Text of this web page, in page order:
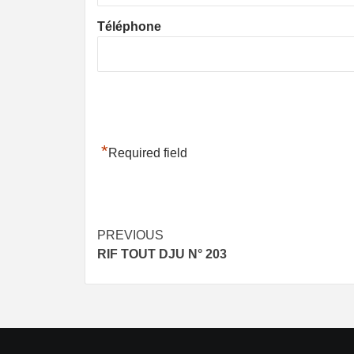
Téléphone
*Required field
Post
navigation
PREVIOUS
RIF TOUT DJU N° 203